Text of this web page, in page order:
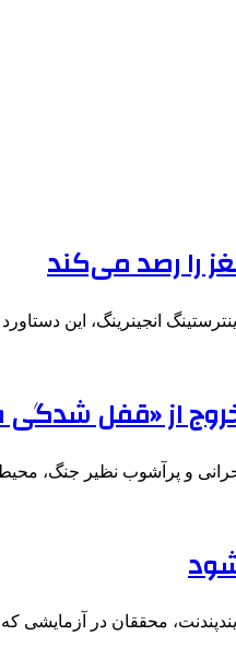
را رصد می‌کند
انجینرینگ، این
از «قفل
و پرآشوب نظیر جنگ،
محققان در آزمایشی